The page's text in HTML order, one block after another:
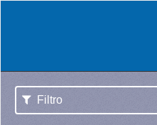
Filtro